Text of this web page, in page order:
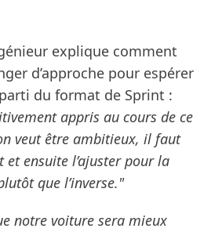
explique comment
d’approche pour espérer
du format de Sprint :
appris au cours de ce
veut être ambitieux, il faut
et ensuite l’ajuster pour la
que l’inverse."
notre voiture sera mieux